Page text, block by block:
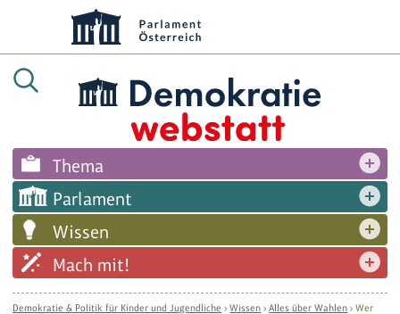
Thema
Parlament
Wissen
Mach mit!
Demokratie & Politik für Kinder und Jugendliche ›Wissen ›Alles über Wahlen ›Wer